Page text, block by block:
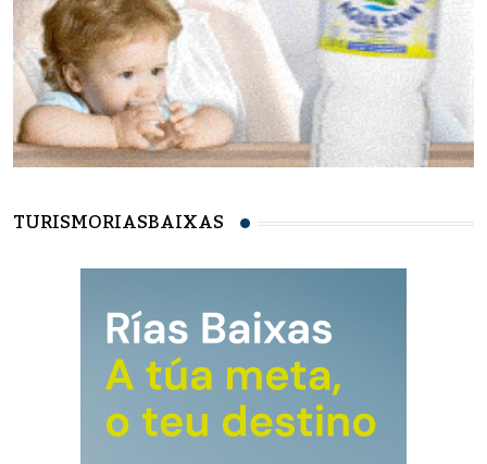
TURISMORIASBAIXAS